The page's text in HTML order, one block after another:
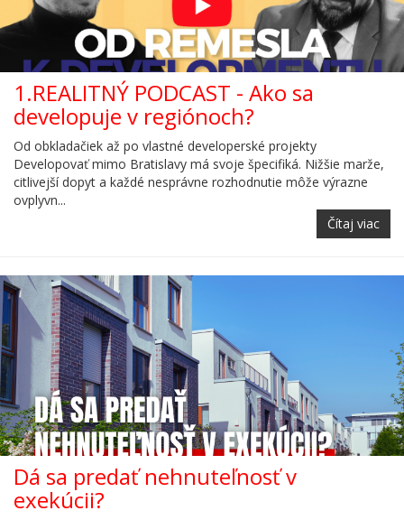
1.REALITNÝ PODCAST - Ako sa
developuje v regiónoch?
Od obkladačiek až po vlastné developerské projekty
Developovať mimo Bratislavy má svoje špecifiká. Nižšie marže,
citlivejší dopyt a každé nesprávne rozhodnutie môže výrazne
ovplyvn...
Čítaj viac
Dá sa predať nehnuteľnosť v
exekúcii?